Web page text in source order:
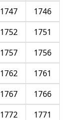
1746
1747
1751
1752
1756
1757
1761
1762
1766
1767
1771
1772